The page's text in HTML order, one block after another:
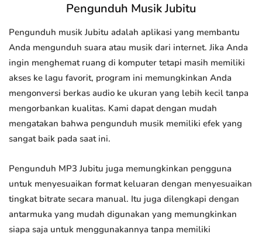
Pengunduh Musik Jubitu
Pengunduh musik Jubitu adalah aplikasi yang membantu
Anda mengunduh suara atau musik dari internet. Jika Anda
ingin menghemat ruang di komputer tetapi masih memiliki
akses ke lagu favorit, program ini memungkinkan Anda
mengonversi berkas audio ke ukuran yang lebih kecil tanpa
mengorbankan kualitas. Kami dapat dengan mudah
mengatakan bahwa pengunduh musik memiliki efek yang
sangat baik pada saat ini.
Pengunduh MP3 Jubitu juga memungkinkan pengguna
untuk menyesuaikan format keluaran dengan menyesuaikan
tingkat bitrate secara manual. Itu juga dilengkapi dengan
antarmuka yang mudah digunakan yang memungkinkan
siapa saja untuk menggunakannya tanpa memiliki